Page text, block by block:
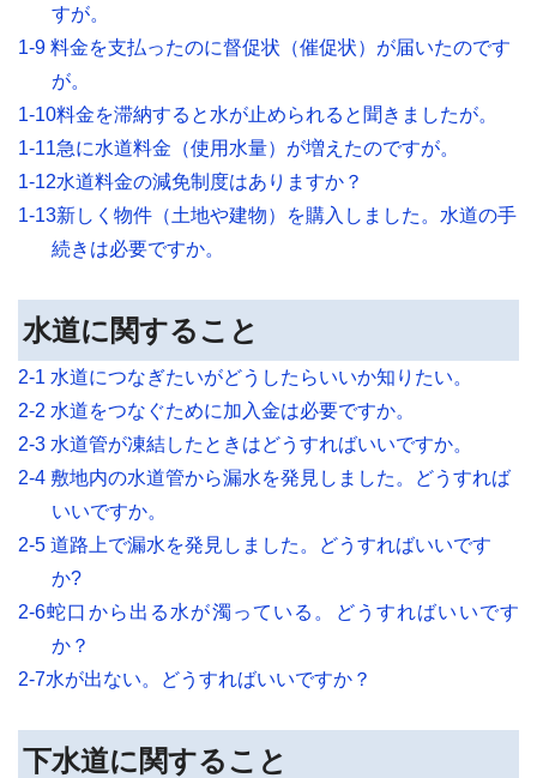
すが。
1-9 料金を支払ったのに督促状（催促状）が届いたのです
が。
1-10料金を滞納すると水が止められると聞きましたが。
1-11急に水道料金（使用水量）が増えたのですが。
1-12水道料金の減免制度はありますか？
1-13新しく物件（土地や建物）を購入しました。水道の手
続きは必要ですか。
水道に関すること
2-1 水道につなぎたいがどうしたらいいか知りたい。
2-2 水道をつなぐために加入金は必要ですか。
2-3 水道管が凍結したときはどうすればいいですか。
2-4 敷地内の水道管から漏水を発見しました。どうすれば
いいですか。
2-5 道路上で漏水を発見しました。どうすればいいです
か?
2-6蛇口から出る水が濁っている。どうすればいいです
か？
2-7水が出ない。どうすればいいですか？
下水道に関すること